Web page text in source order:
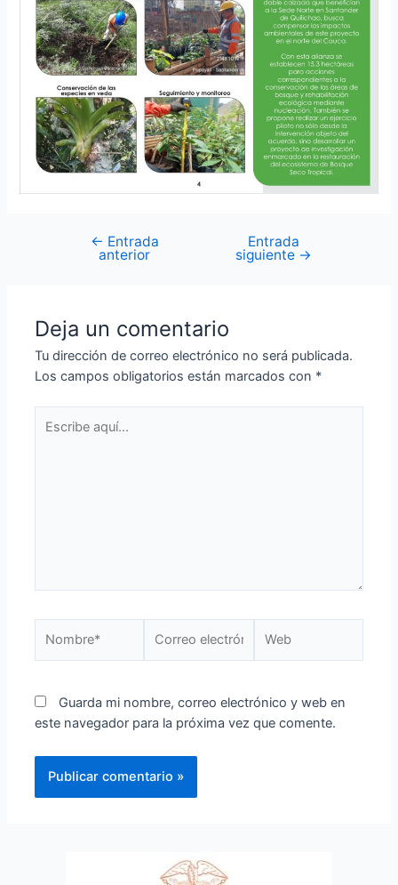
← Entrada
anterior
Entrada
siguiente →
Deja un comentario
Tu dirección de correo electrónico no será publicada.
Los campos obligatorios están marcados con *
Guarda mi nombre, correo electrónico y web en
este navegador para la próxima vez que comente.